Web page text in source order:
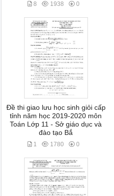
8 1938 0
Đề thi giao lưu học sinh giỏi cấp
tỉnh năm học 2019-2020 môn
Toán Lớp 11 - Sở giáo dục và
đào tạo Bắ
1 1780 0